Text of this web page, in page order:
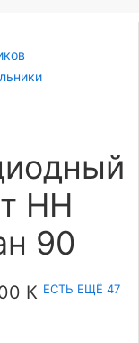
Свет НН ССдУ 01
НН
90
К ЕСТЬ ЕЩЁ 47